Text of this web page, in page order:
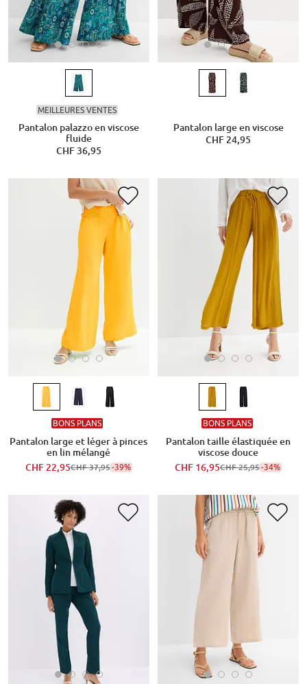
MEILLEURES VENTES
Pantalon palazzo en viscose
fluide
CHF 36,95
Pantalon large en viscose
CHF 24,95
BONS PLANS
Pantalon large et léger à pinces
en lin mélangé
CHF 22,95CHF 37,95-39%
BONS PLANS
Pantalon taille élastiquée en
viscose douce
CHF 16,95CHF 25,95-34%